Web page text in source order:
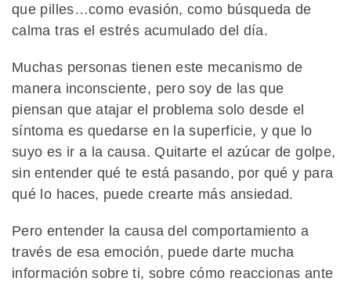
que pilles…como evasión, como búsqueda de
calma tras el estrés acumulado del día.
Muchas personas tienen este mecanismo de
manera inconsciente, pero soy de las que
piensan que atajar el problema solo desde el
síntoma es quedarse en la superficie, y que lo
suyo es ir a la causa. Quitarte el azúcar de golpe,
sin entender qué te está pasando, por qué y para
qué lo haces, puede crearte más ansiedad.
Pero entender la causa del comportamiento a
través de esa emoción, puede darte mucha
información sobre ti, sobre cómo reaccionas ante